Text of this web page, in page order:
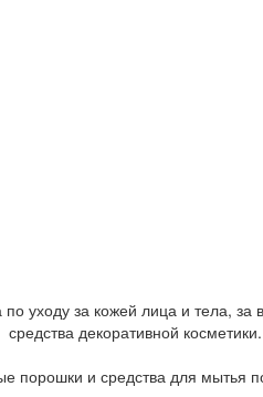
уходу за кожей лица и тела, за
декоративной косметики.
порошки и средства для мытья